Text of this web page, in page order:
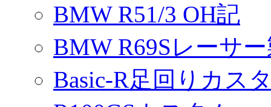
BMW R51/3 OH記
BMW R69Sレーサ
Basic-R足回りカス